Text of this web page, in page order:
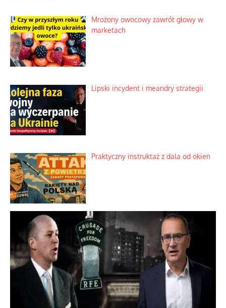
Mrożony owocowy zawrót głowy w
marketach
Lipski incydent i meandry strategii
Praktyczny instruktaż z dala od okien